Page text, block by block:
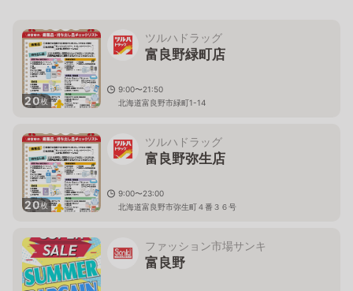
20枚
ツルハドラッグ
富良野緑町店
9:00〜21:50
北海道富良野市緑町1-14
20枚
ツルハドラッグ
富良野弥生店
9:00〜23:00
北海道富良野市弥生町４番３６号
ファッション市場サンキ
富良野